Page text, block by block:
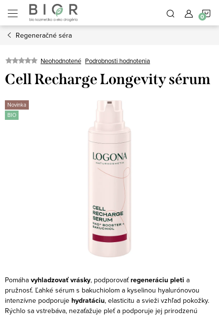
obsah
Regeneračné séra
Neohodnotené Podrobnosti hodnotenia
Cell Recharge Longevity sérum
Novinka
BIO
Pomáha vyhladzovať vrásky, podporovaťregeneráciu pleti a
pružnosť. Ľahké sérum s bakuchiolom a kyselinou hyalurónovou
intenzívne podporuje hydratáciu, elasticitu a svieži vzhľad pokožky.
Rýchlo sa vstrebáva, nezaťažuje pleť a podporuje jej prirodzenú